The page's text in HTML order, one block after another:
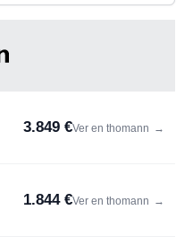
3.849 €Ver en thomann →
1.844 €Ver en thomann →